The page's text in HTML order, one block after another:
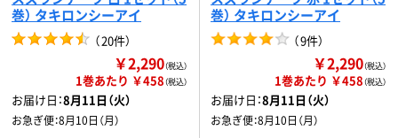
巻） タキロンシーアイ
（20件）
￥2,290（税込）
1巻あたり ￥458（税込）
お届け日：8月11日（火）
お急ぎ便：8月10日（月）
巻） タキロンシーアイ
（9件）
￥2,290（税込）
1巻あたり ￥458（税込）
お届け日：8月11日（火）
お急ぎ便：8月10日（月）